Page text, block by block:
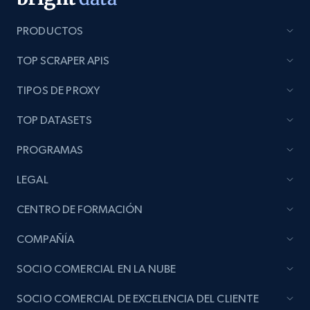
seller URL
URL, Title, Rating, Reviews, Initial price, Final
991+
Lazada - Products - Discover products by
price, Currency, Stock, and more.
PRODUCTOS
TOP SCRAPER APIS
TIPOS DE PROXY
TOP DATASETS
PROGRAMAS
LEGAL
CENTRO DE FORMACIÓN
COMPAÑÍA
SOCIO COMERCIAL EN LA NUBE
SOCIO COMERCIAL DE EXCELENCIA DEL CLIENTE